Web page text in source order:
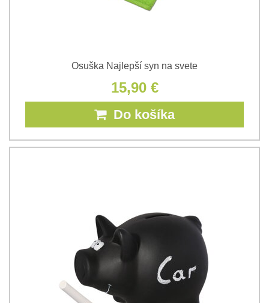
Osuška Najlepší syn na svete
15,90 €
Do košíka